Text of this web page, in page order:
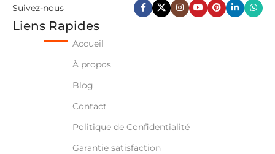
Suivez-nous
Liens Rapides
Accueil
À propos
Blog
Contact
Politique de Confidentialité
Garantie satisfaction